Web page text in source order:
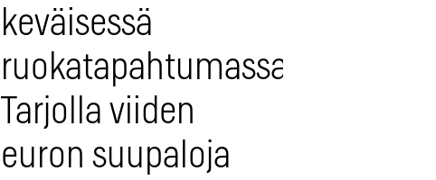
keväisessä
ruokatapahtumassa:
Tarjolla viiden
euron suupaloja